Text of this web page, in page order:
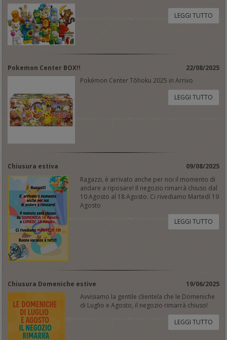
LEGGI TUTTO
Pokemon Center BOX!!
22/08/2025
Pokémon Center Tōhoku 2025 in Arrivo
LEGGI TUTTO
Chiusura estiva
09/08/2025
Ragazzi, è arrivato anche per noi il momento di
andare a riposare! Il negozio rimarrà chiuso dal
10 Agosto al 18 Agosto. Ci rivediamo Martedì 19
Agosto
LEGGI TUTTO
Chiusura Domeniche estive
19/06/2025
Avvisiamo la gentile clientela che le Domeniche
di Luglio e Agosto, il negozio rimarrà chiuso!
LEGGI TUTTO